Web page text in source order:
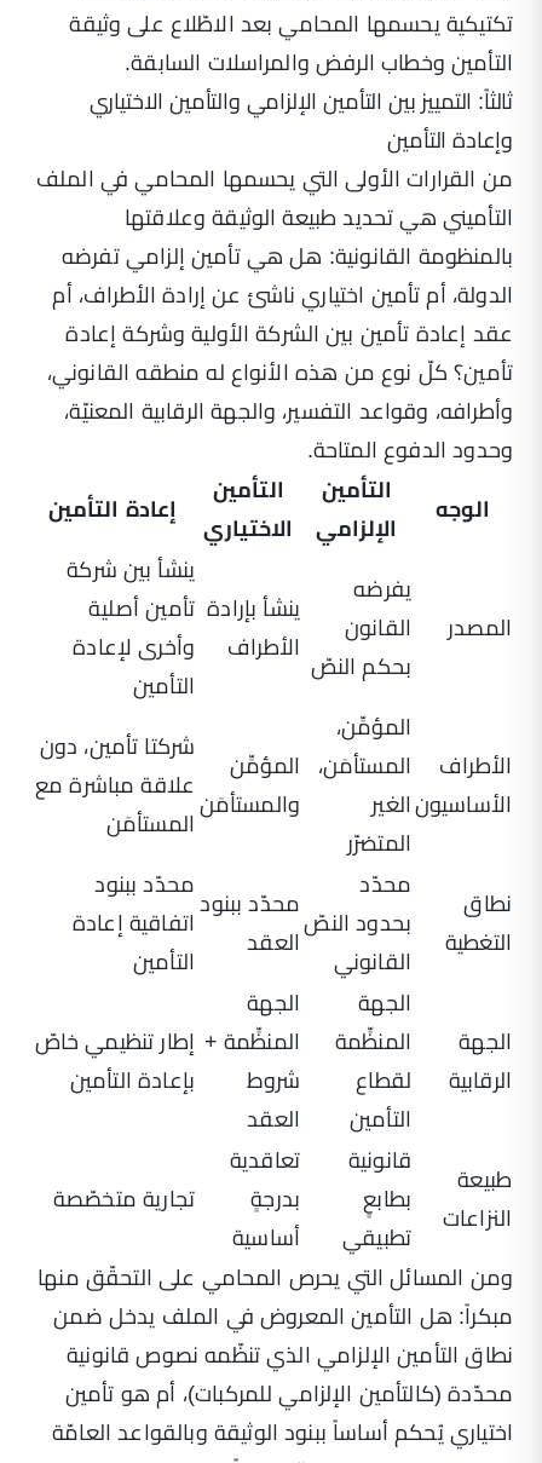
تكتيكية يحسمها المحامي بعد الاطّلاع على وثيقة
التأمين وخطاب الرفض والمراسلات السابقة.
ثالثاً: التمييز بين التأمين الإلزامي والتأمين الاختياري
وإعادة التأمين
من القرارات الأولى التي يحسمها المحامي في الملف
التأميني هي تحديد طبيعة الوثيقة وعلاقتها
بالمنظومة القانونية: هل هي تأمين إلزامي تفرضه
الدولة، أم تأمين اختياري ناشئ عن إرادة الأطراف، أم
عقد إعادة تأمين بين الشركة الأولية وشركة إعادة
تأمين؟ كلّ نوع من هذه الأنواع له منطقه القانوني،
وأطرافه، وقواعد التفسير، والجهة الرقابية المعنيّة،
وحدود الدفوع المتاحة.
الوجه
التأمين
الإلزامي
التأمين
الاختياري
إعادة التأمين
المصدر
يفرضه
القانون
بحكم النصّ
ينشأ بإرادة
الأطراف
ينشأ بين شركة
تأمين أصلية
وأخرى لإعادة
التأمين
الأطراف
الأساسيون
المؤمِّن،
المستأمَن،
الغير
المتضرّر
المؤمِّن
والمستأمَن
شركتا تأمين، دون
علاقة مباشرة مع
المستأمَن
نطاق
التغطية
محدّد
بحدود النصّ
القانوني
محدّد ببنود
العقد
محدّد ببنود
اتفاقية إعادة
التأمين
الجهة
الرقابية
الجهة
المنظِّمة
لقطاع
التأمين
الجهة
المنظِّمة +
شروط
العقد
إطار تنظيمي خاصّ
بإعادة التأمين
طبيعة
النزاعات
قانونية
بطابعٍ
تطبيقي
تعاقدية
بدرجةٍ
أساسية
تجارية متخصّصة
ومن المسائل التي يحرص المحامي على التحقّق منها
مبكراً: هل التأمين المعروض في الملف يدخل ضمن
نطاق التأمين الإلزامي الذي تنظّمه نصوص قانونية
محدّدة (كالتأمين الإلزامي للمركبات)، أم هو تأمين
اختياري يُحكم أساساً ببنود الوثيقة وبالقواعد العامّة